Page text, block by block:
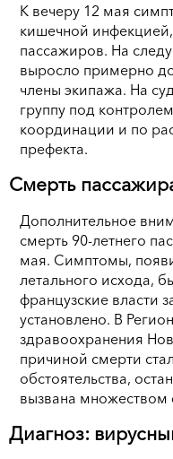
К вечеру 12 мая
кишечной
пассажиров. На
выросло примерно
члены экипажа. На
группу под
координации и по
префекта.
Смерть
Дополнительное
смерть 90-летнего
мая. Симптомы,
летального исхода,
французские власти
установлено. В
здравоохранения
причиной смерти
обстоятельства,
вызвана множеством
Диагноз: